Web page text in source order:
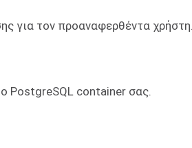
για τον προαναφερθέντα χρήστη.
PostgreSQL container σας.